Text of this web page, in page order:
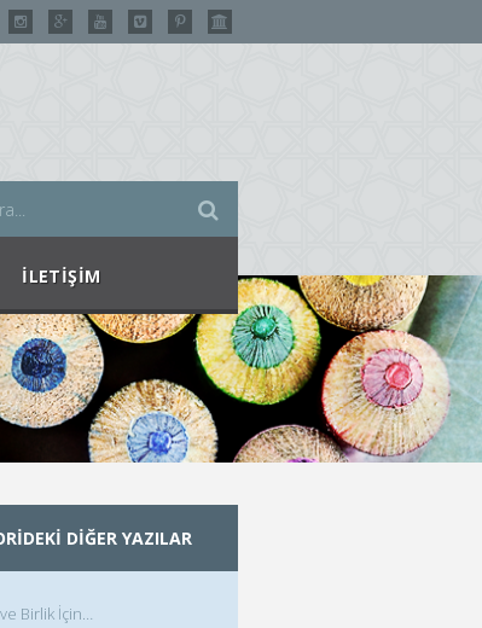
İLETIŞIM
DIĞER YAZILAR
Birlik İçin…